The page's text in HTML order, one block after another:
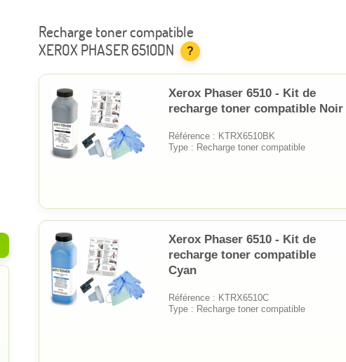
Recharge toner compatible
XEROX PHASER 6510DN
?
Xerox Phaser 6510 - Kit de
recharge toner compatible Noir
Référence : KTRX6510BK
Type : Recharge toner compatible
Xerox Phaser 6510 - Kit de
recharge toner compatible
Cyan
Référence : KTRX6510C
Type : Recharge toner compatible